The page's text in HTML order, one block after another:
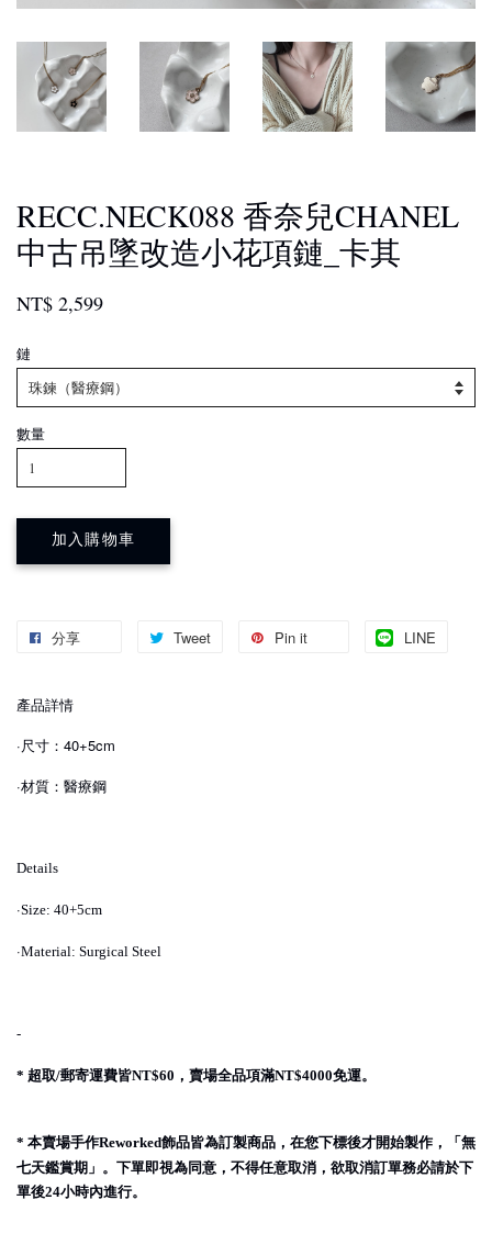
RECC.NECK088 香奈兒CHANEL
中古吊墜改造小花項鏈_卡其
NT$ 2,599
鏈
數量
加入購物車
分享 Tweet Pin it LINE
產品詳情
·尺寸：40+5cm
·材質：醫療鋼
Details
·Size: 40+5cm
·Material: Surgical Steel
-
* 超取/郵寄運費皆NT$60 ，賣場全品項滿NT$4000免運。
* 本賣場手作Reworked飾品皆為訂製商品，在您下標後才開始製作，「無
七天鑑賞期」。下單即視為同意，不得任意取消，欲取消訂單務必請於下
單後24小時內進行。